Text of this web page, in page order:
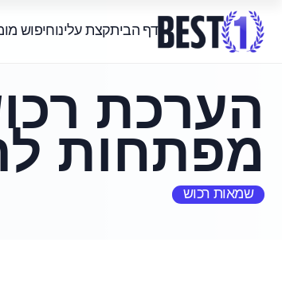
דף הביתקצת עלינוחיפוש
הערכת
מפתחות
שמאות רכוש